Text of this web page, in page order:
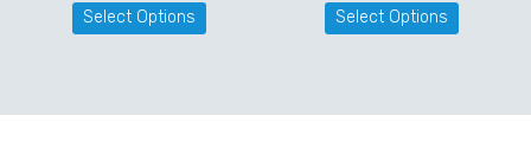
Select Options Select Options